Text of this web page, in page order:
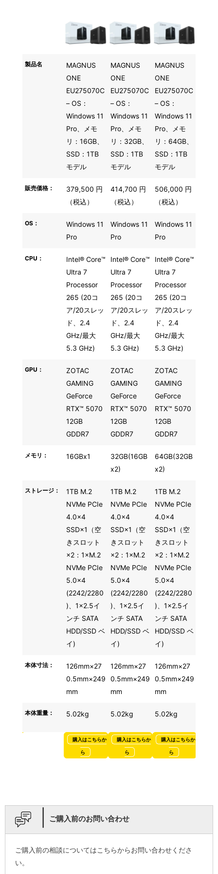
製品名
販売価格：
OS：
CPU：
GPU：
メモリ：
ストレージ：
本体寸法：
本体重量：
MAGNUS
ONE
EU275070C
– OS：
Windows 11
Pro、メモ
リ：16GB、
SSD：1TB
モデル
379,500 円
（税込）
Windows 11
Pro
Intel® Core™
Ultra 7
Processor
265 (20コ
ア/20スレッ
ド、2.4
GHz/最大
5.3 GHz)
ZOTAC
GAMING
GeForce
RTX™ 5070
12GB
GDDR7
16GBx1
1TB M.2
NVMe PCIe
4.0x4
SSD×1（空
きスロット
×2：1×M.2
NVMe PCIe
5.0x4
(2242/2280
)、1×2.5イ
ンチ SATA
HDD/SSD ベ
イ)
126mm×27
0.5mm×249
mm
5.02kg
購入はこちらか
ら
MAGNUS
ONE
EU275070C
– OS：
Windows 11
Pro、メモ
リ：32GB、
SSD：1TB
モデル
414,700 円
（税込）
Windows 11
Pro
Intel® Core™
Ultra 7
Processor
265 (20コ
ア/20スレッ
ド、2.4
GHz/最大
5.3 GHz)
ZOTAC
GAMING
GeForce
RTX™ 5070
12GB
GDDR7
32GB(16GB
x2)
1TB M.2
NVMe PCIe
4.0x4
SSD×1（空
きスロット
×2：1×M.2
NVMe PCIe
5.0x4
(2242/2280
)、1×2.5イ
ンチ SATA
HDD/SSD ベ
イ)
126mm×27
0.5mm×249
mm
5.02kg
購入はこちらか
ら
MAGNUS
ONE
EU275070C
– OS：
Windows 11
Pro、メモ
リ：64GB、
SSD：1TB
モデル
506,000 円
（税込）
Windows 11
Pro
Intel® Core™
Ultra 7
Processor
265 (20コ
ア/20スレッ
ド、2.4
GHz/最大
5.3 GHz)
ZOTAC
GAMING
GeForce
RTX™ 5070
12GB
GDDR7
64GB(32GB
x2)
1TB M.2
NVMe PCIe
4.0x4
SSD×1（空
きスロット
×2：1×M.2
NVMe PCIe
5.0x4
(2242/2280
)、1×2.5イ
ンチ SATA
HDD/SSD ベ
イ)
126mm×27
0.5mm×249
mm
5.02kg
購入はこちらか
ら
ご購入前のお問い合わせ
ご購入前の相談についてはこちらからお問い合わせくださ
い。